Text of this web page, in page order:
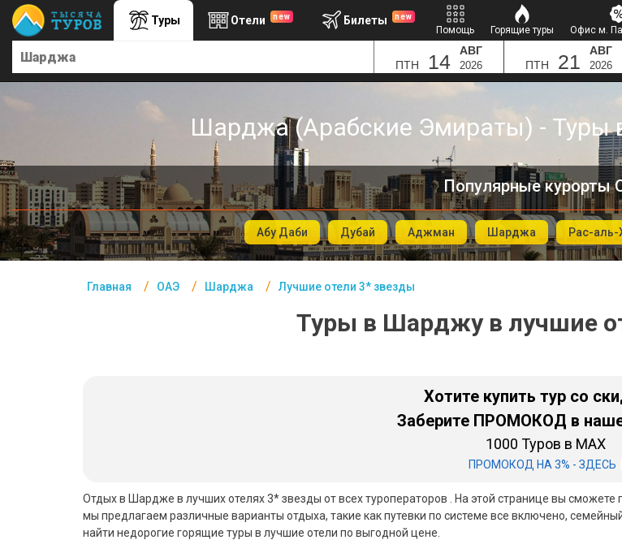
Туры Отели new Билеты new
Помощь Горящие туры Офис м.
ПТН 14 АВГ
2026 ПТН 21 АВГ
2026
Шарджа (Арабские Эмираты) - Туры
Популярные курорты
Абу Даби Дубай Аджман Шарджа Рас-
Главная ОАЭ Шарджа Лучшие отели 3* звезды
Туры в Шарджу в лучшие
Хотите купить тур со
Заберите ПРОМОКОД в
1000 Туров в MAX
ПРОМОКОД НА 3% - ЗДЕСЬ
Отдых в Шардже в лучших отелях 3* звезды от всех туроператоров . На этой странице вы
мы предлагаем различные варианты отдыха, такие как путевки по системе все включено,
найти недорогие горящие туры в лучшие отели по выгодной цене.
Главная
Офис г. Москва
Подборки отелей
Турция
Таиланд
ОАЭ
Северный Гоа
Южный Гоа